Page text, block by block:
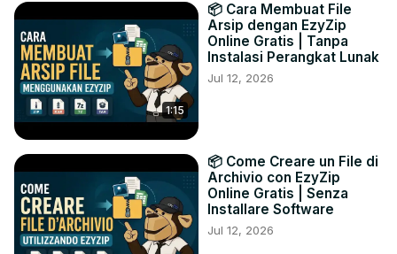
1:15
📦 Cara Membuat File
Arsip dengan EzyZip
Online Gratis | Tanpa
Instalasi Perangkat Lunak
Jul 12, 2026
📦 Come Creare un File di
Archivio con EzyZip
Online Gratis | Senza
Installare Software
Jul 12, 2026